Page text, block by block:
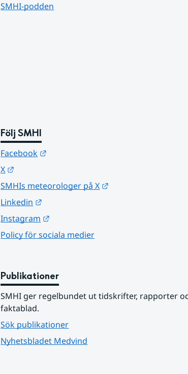
SMHI-podden
Följ SMHI
Facebook
X
SMHIs meteorologer på X
Linkedin
Instagram
Policy för sociala medier
Publikationer
SMHI ger regelbundet ut tidskrifter, rapporter
faktablad.
Sök publikationer
Nyhetsbladet Medvind